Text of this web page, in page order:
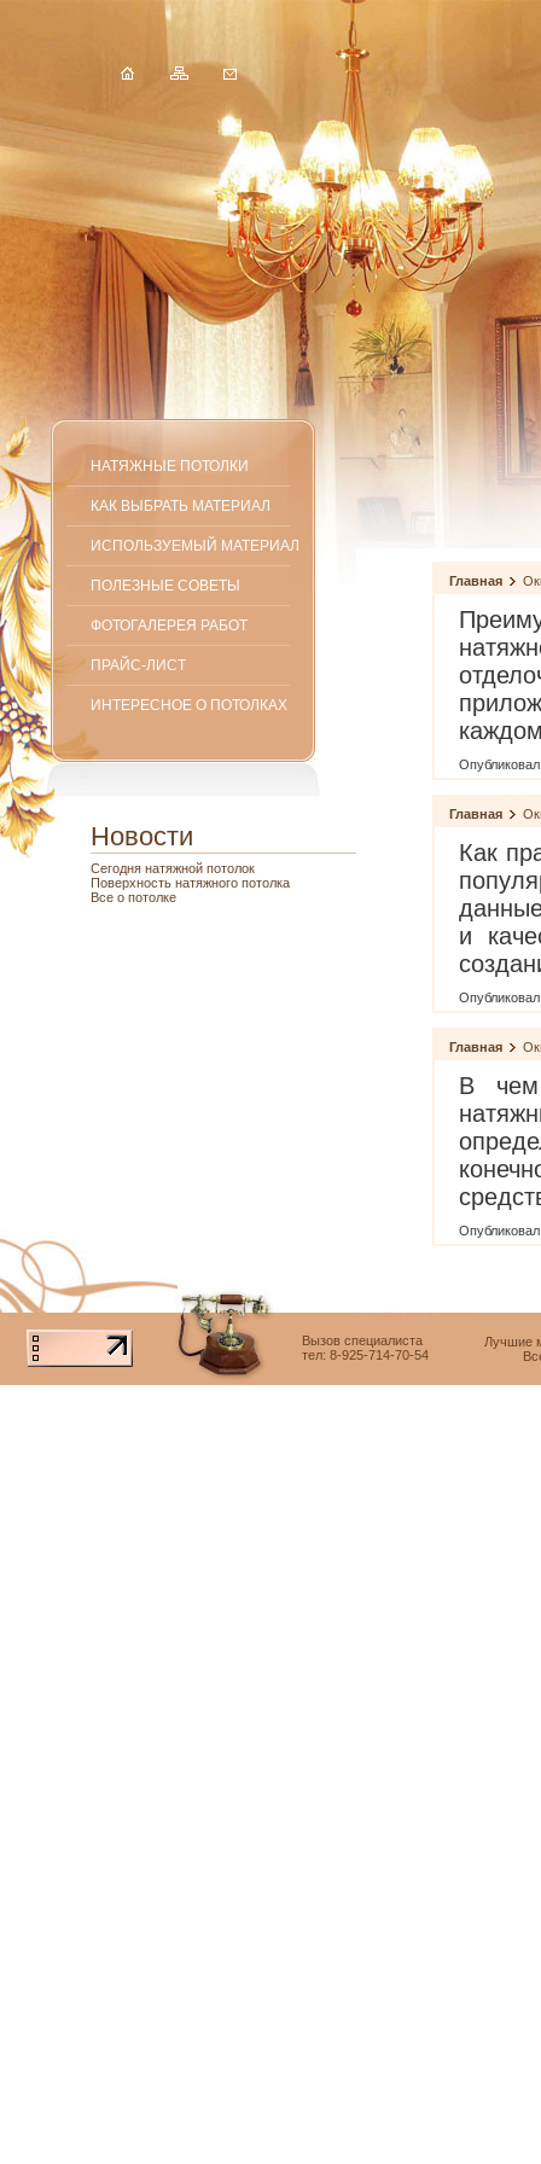
НАТЯЖНЫЕ ПОТОЛКИ
КАК ВЫБРАТЬ МАТЕРИАЛ
ИСПОЛЬЗУЕМЫЙ МАТЕРИАЛ
ПОЛЕЗНЫЕ СОВЕТЫ
ФОТОГАЛЕРЕЯ РАБОТ
ПРАЙС-ЛИСТ
ИНТЕРЕСНОЕ О ПОТОЛКАХ
Новости
Сегодня натяжной потолок
Поверхность натяжного потолка
Все о потолке
Главная
Главная
Как
и
Главная
В чем
Вызов специалиста
тел: 8-925-714-70-54
Лучшие